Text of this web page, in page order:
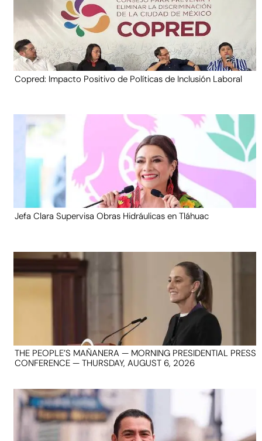
Copred: Impacto Positivo de Políticas de Inclusión Laboral
Jefa Clara Supervisa Obras Hidráulicas en Tláhuac
THE PEOPLE’S MAÑANERA — MORNING PRESIDENTIAL PRESS
CONFERENCE — THURSDAY, AUGUST 6, 2026